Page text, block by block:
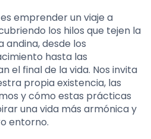
emprender un viaje a
los hilos que tejen la
andina, desde los
hasta las
el final de la vida. Nos invita
propia existencia, las
y cómo estas prácticas
una vida más armónica y
entorno.